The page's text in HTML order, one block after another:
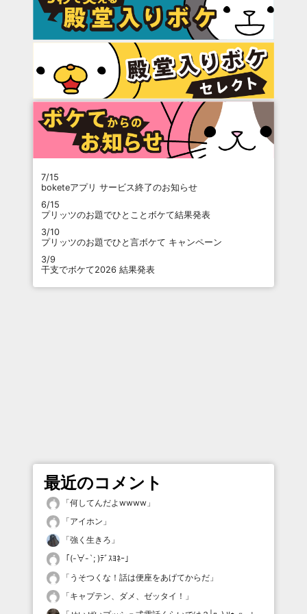
7/15
boketeアプリ サービス終了のお知らせ
6/15
プリッツのお題でひとことボケて結果発表
3/10
プリッツのお題でひと言ボケて キャンペーン
3/9
干支でボケて2026 結果発表
最近のコメント
「何してんだよwwww 」
「アイホン 」
「強く生きろ 」
「(-∀-`; )ﾃﾞｽﾖﾈｰ 」
「 うそつくな！話は便座をあげてからだ 」
「キャプテン、ダメ、ゼッタイ！ 」